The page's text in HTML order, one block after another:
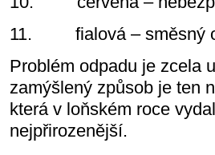
11.
fialová – směsný
Problém odpadu je zcela
zamýšlený způsob je ten
která v loňském roce
nejpřirozenější.